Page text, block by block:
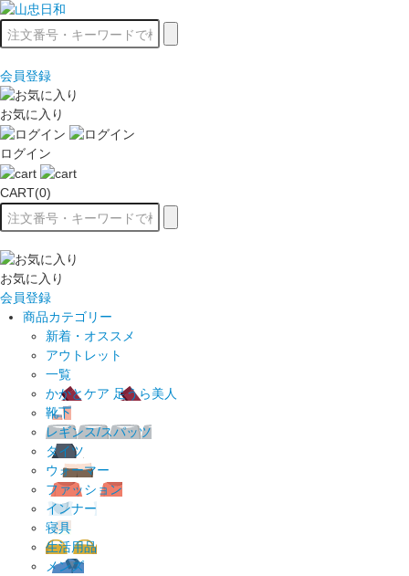
会員登録
お気に入り
ログイン
CART(0)
お気に入り
会員登録
商品カテゴリー
新着・オススメ
アウトレット
一覧
かかとケア 足うら美人
靴下
レギンス/スパッツ
タイツ
ウォーマー
ファッション
インナー
寝具
生活用品
メンズ